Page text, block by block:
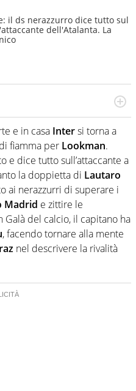
il ds nerazzurro dice tutto sul
dell'Atalanta. La
campo per vivere ogni evento
Passione smisurata per il
Il pallone è una cosa
e in casa Intersi torna a
fiamma per Lookman.
e dice tutto sull’attaccante a
la doppietta di Lautaro
ai nerazzurri di superare i
Madrid e zittire le
del calcio, il capitano ha
, facendo tornare alla mente
nel descrivere la rivalità